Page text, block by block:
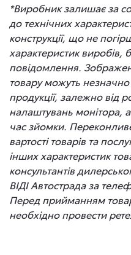
*Виробник залишає за
до технічних
конструкції, що не
характеристик виробів,
повідомлення.
товару можуть незначно
продукції, залежно від
налаштувань монітора,
час зйомки.
вартості товарів та
інших характеристик
консультантів
ВІДІ Автострада за
Перед прийманням
необхідно провести